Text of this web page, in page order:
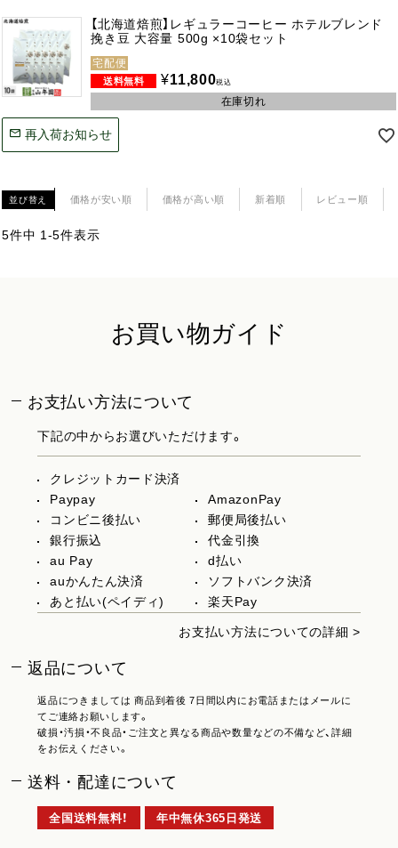
【北海道焙煎】レギュラーコーヒー ホテルブレンド
挽き豆 大容量 500g ×10袋セット
宅配便
¥11,800税込
在庫切れ
再入荷お知らせ
並び替え 価格が安い順 価格が高い順 新着順 レビュー順
5件中 1 -5件表示
お買い物ガイド
お支払い方法について
下記の中からお選びいただけます。
クレジットカード決済
Paypay
AmazonPay
コンビニ後払い
郵便局後払い
銀行振込
代金引換
au Pay
d払い
auかんたん決済
ソフトバンク決済
あと払い(ペイディ)
楽天Pay
お支払い方法についての詳細 >
返品について
返品につきましては 商品到着後 7日間以内にお電話またはメールに
てご連絡お願いします。
破損・汚損・不良品・ご注文と異なる商品や数量などの不備など、詳細
をお伝えください。
送料・配達について
全国送料無料！ 年中無休365日発送